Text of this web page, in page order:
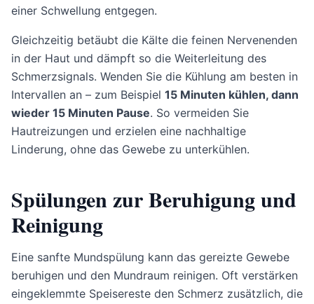
einer Schwellung entgegen.
Gleichzeitig betäubt die Kälte die feinen Nervenenden
in der Haut und dämpft so die Weiterleitung des
Schmerzsignals. Wenden Sie die Kühlung am besten in
Intervallen an – zum Beispiel 15 Minuten kühlen, dann
wieder 15 Minuten Pause. So vermeiden Sie
Hautreizungen und erzielen eine nachhaltige
Linderung, ohne das Gewebe zu unterkühlen.
Spülungen zur Beruhigung und
Reinigung
Eine sanfte Mundspülung kann das gereizte Gewebe
beruhigen und den Mundraum reinigen. Oft verstärken
eingeklemmte Speisereste den Schmerz zusätzlich, die